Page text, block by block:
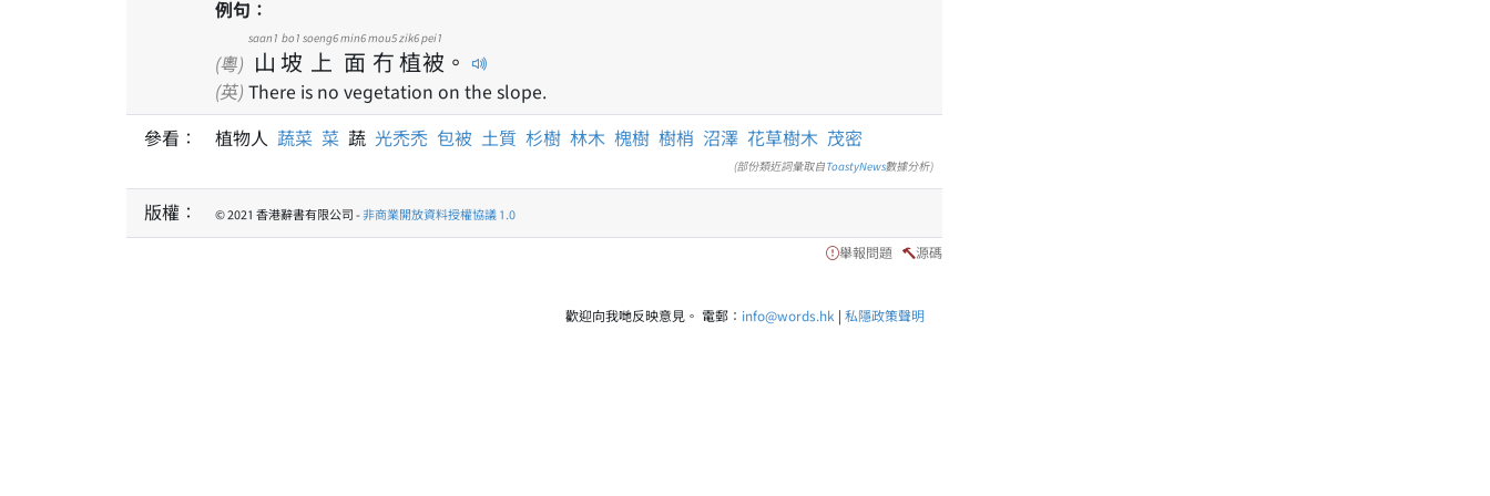
例句：
(粵) 山
saan1
坡
bo1
上
soeng6
面
min6
冇
mou5
植
zik6
被
pei1
。
(英) There is no vegetation on the slope.
參看：
植物人 蔬菜 菜 蔬 光禿禿 包被 土質 杉樹 林木 槐樹 樹梢 沼澤 花草樹木 茂密
(部份類近詞彙取自ToastyNews數據分析)
版權： © 2021 香港辭書有限公司 -非商業開放資料授權協議 1.0
舉報問題 源碼
歡迎向我哋反映意見。 電郵： info@words.hk | 私隱政策聲明